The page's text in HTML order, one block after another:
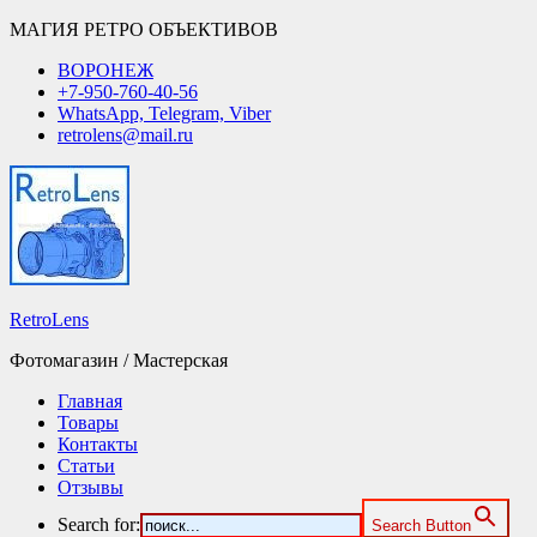
МАГИЯ РЕТРО ОБЪЕКТИВОВ
ВОРОНЕЖ
+7-950-760-40-56
WhatsApp, Telegram, Viber
retrolens@mail.ru
RetroLens
Фотомагазин / Мастерская
Главная
Товары
Контакты
Статьи
Отзывы
Search for:
Search Button